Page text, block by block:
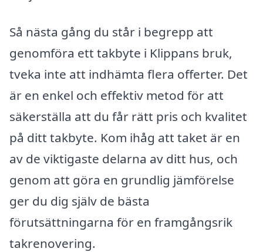
Så nästa gång du står i begrepp att
genomföra ett takbyte i Klippans bruk,
tveka inte att indhämta flera offerter. Det
är en enkel och effektiv metod för att
säkerställa att du får rätt pris och kvalitet
på ditt takbyte. Kom ihåg att taket är en
av de viktigaste delarna av ditt hus, och
genom att göra en grundlig jämförelse
ger du dig själv de bästa
förutsättningarna för en framgångsrik
takrenovering.